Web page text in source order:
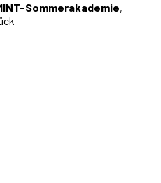
Sommerakademie,